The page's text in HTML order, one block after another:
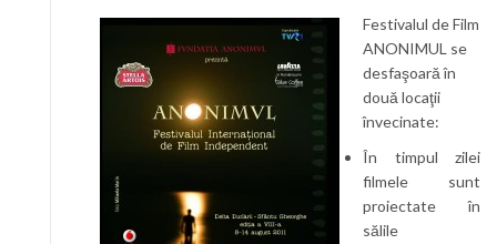
Festivalul de Film
ANONIMUL se
desfaşoară în
două locaţii
învecinate:
În timpul zilei
filmele sunt
proiectate în
sălile